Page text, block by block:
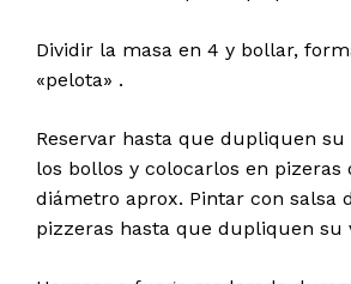
Dividir la masa en 4 y bollar,
«pelota» .
Reservar hasta que dupliquen
los bollos y colocarlos en pizeras
diámetro aprox. Pintar con salsa
pizzeras hasta que dupliquen su